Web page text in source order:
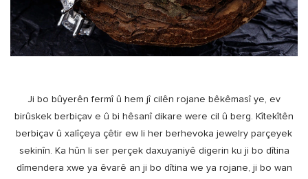
Ji bo bûyerên fermî û hem jî cilên rojane bêkêmasî ye, ev
birûskek berbiçav e û bi hêsanî dikare were cil û berg. Kîtekîtên
berbiçav û xalîçeya çêtir ew li her berhevoka jewelry parçeyek
sekinîn. Ka hûn li ser perçek daxuyaniyê digerin ku ji bo dîtina
dîmendera xwe ya êvarê an ji bo dîtina we ya rojane, ji bo wan